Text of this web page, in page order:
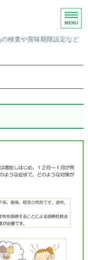
検査や賞味期限設定など